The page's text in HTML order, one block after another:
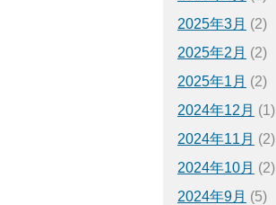
2025年3月 (2)
2025年2月 (2)
2025年1月 (2)
2024年12月 (1)
2024年11月 (2)
2024年10月 (2)
2024年9月 (5)